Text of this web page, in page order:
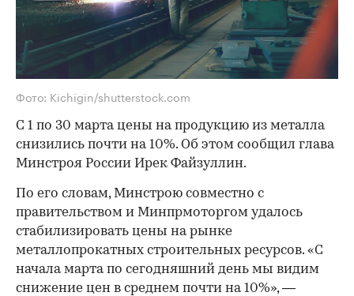
Фото: Kichigin/shutterstock.com
С 1 по 30 марта цены на продукцию из металла
снизились почти на 10%. Об этом сообщил глава
Минстроя России Ирек Файзуллин.
По его словам, Минстрою совместно с
правительством и Минпрмоторгом удалось
стабилизировать цены на рынке
металлопрокатных строительных ресурсов. «С
начала марта по сегодняшний день мы видим
снижение цен в среднем почти на 10%», —